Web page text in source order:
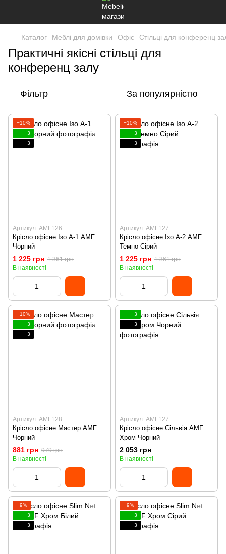
Каталог Меблі для домівки Офіс Стільці для конференц
Практичні якісні стільці для
конференц залу
Фільтр За популярністю
−10%
3
3
Артикул: AMF126
Крісло офісне Ізо А-1 AMF
Чорний
1 225 грн 1 361 грн
В наявності
−10%
3
3
Артикул: AMF127
Крісло офісне Ізо А-2 AMF
Темно Сірий
1 225 грн 1 361 грн
В наявності
−10%
3
3
Артикул: AMF128
Крісло офісне Мастер AMF
Чорний
881 грн 979 грн
В наявності
3
3
Артикул: AMF127
Крісло офісне Сільвія AMF
Хром Чорний
2 053 грн
В наявності
−9%
3
3
−9%
3
3